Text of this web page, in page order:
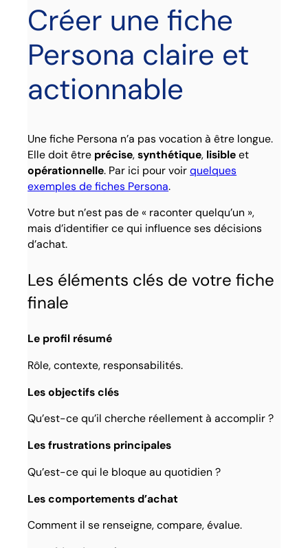
Créer une fiche
Persona claire et
actionnable
Une fiche Persona n’a pas vocation à être longue.
Elle doit être précise,synthétique, lisibleet
opérationnelle. Par ici pour voirquelques
exemples de fiches Persona.
Votre but n’est pas de « raconter quelqu’un »,
mais d’identifier ce qui influence ses décisions
d’achat.
Les éléments clés de votre fiche
finale
Le profil résumé
Rôle, contexte, responsabilités.
Les objectifs clés
Qu’est-ce qu’il cherche réellement à accomplir ?
Les frustrations principales
Qu’est-ce qui le bloque au quotidien ?
Les comportements d’achat
Comment il se renseigne, compare, évalue.